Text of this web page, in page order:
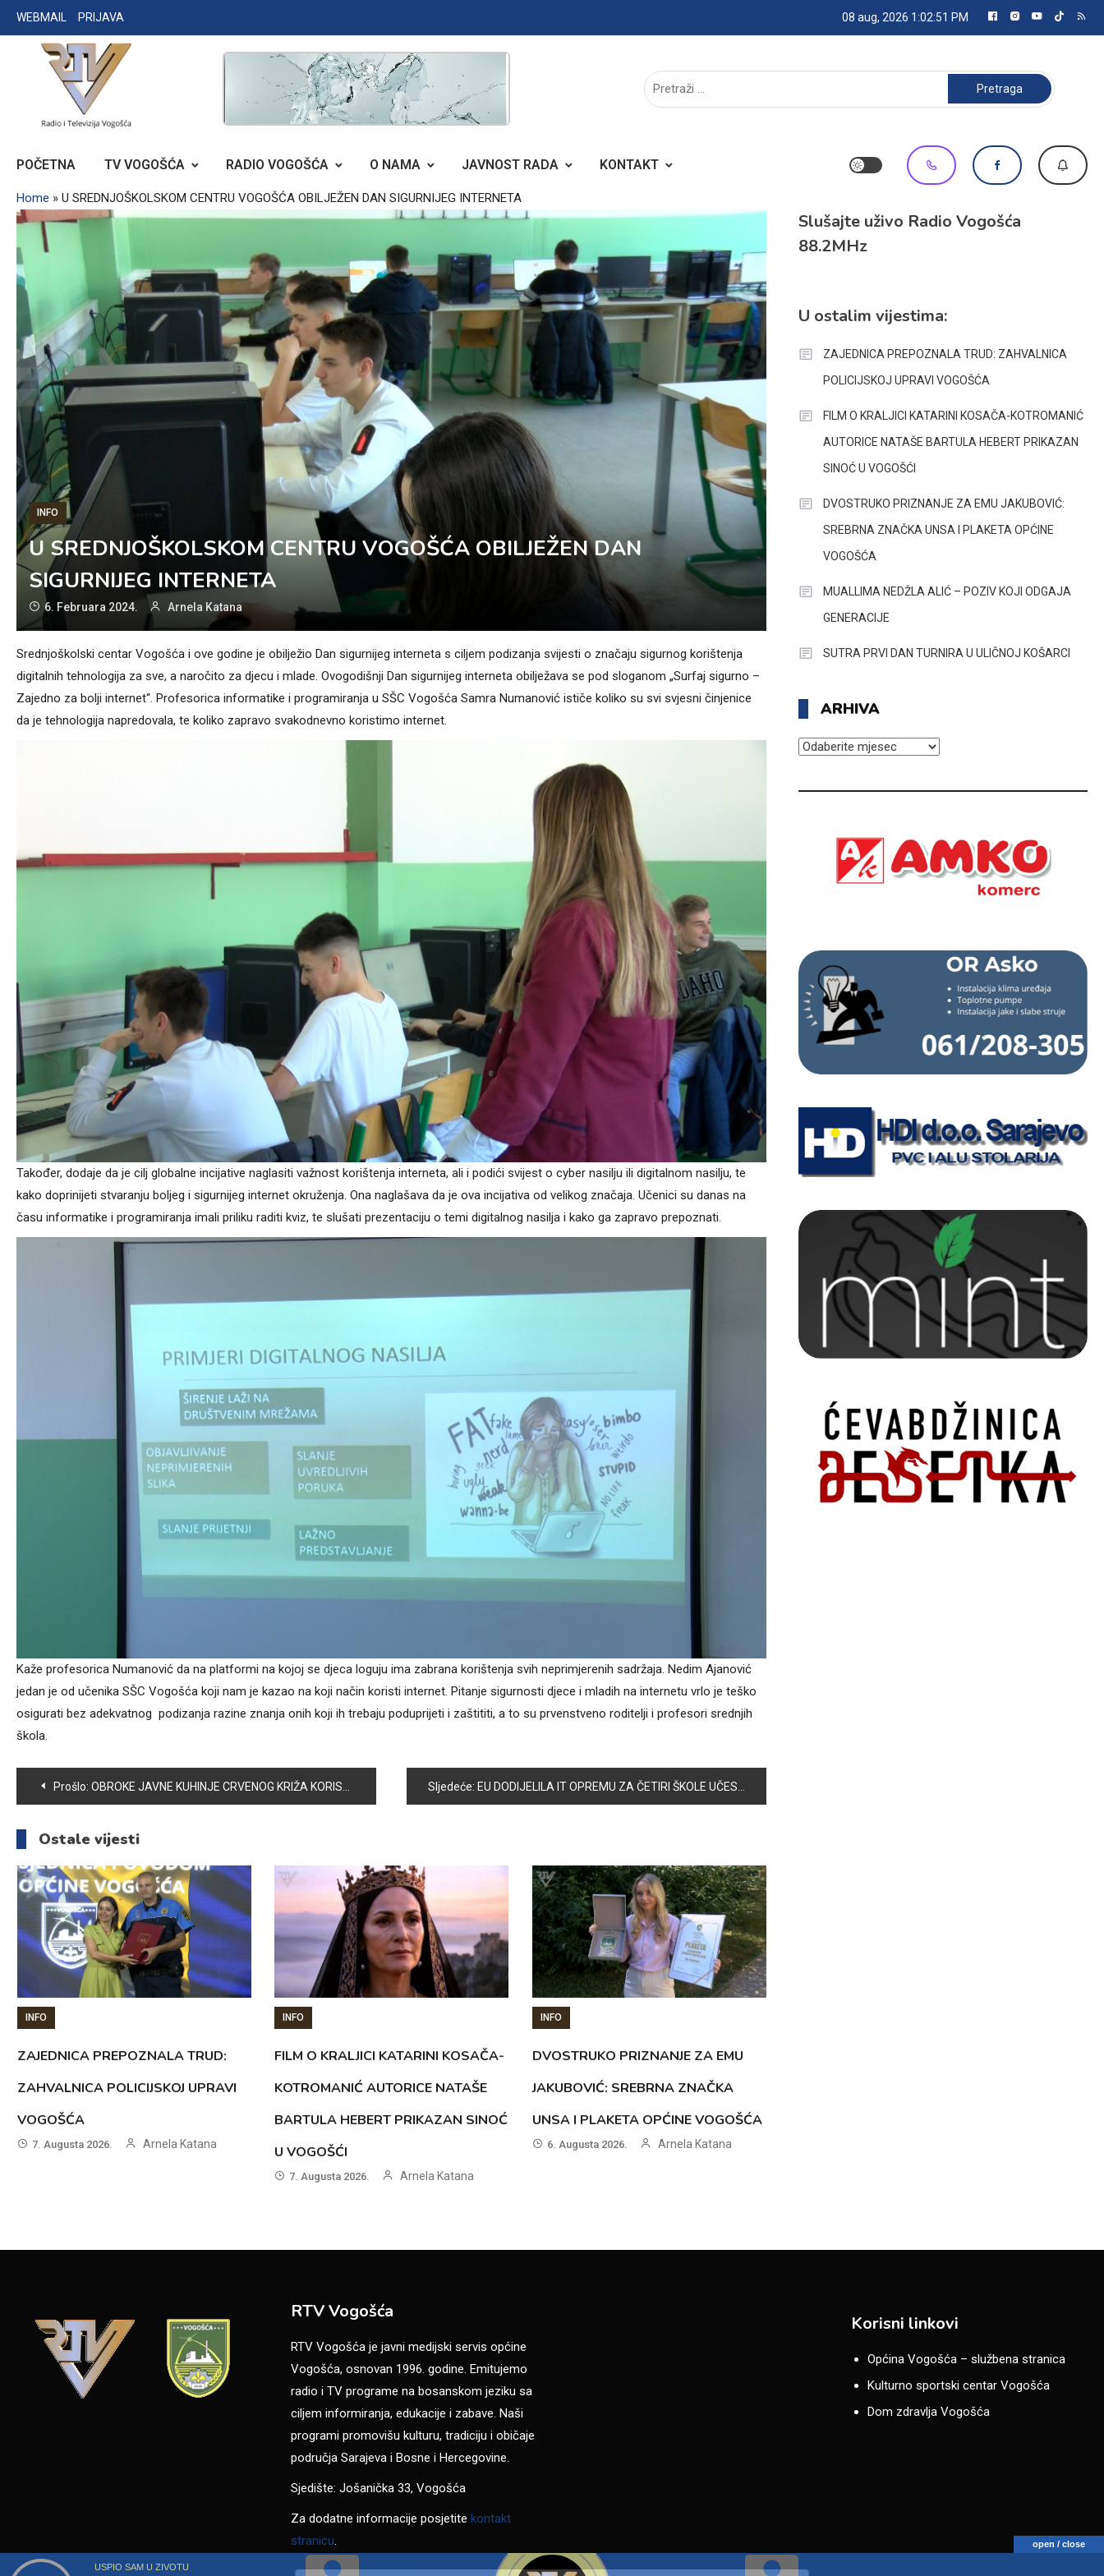
Skip
to
WEBMAIL PRIJAVA 08 aug, 2026 1:02:53 PM
RADIO TELEVIZIJA VOGOŠĆA
Pretraga:
POČETNA TV VOGOŠĆA RADIO VOGOŠĆA O NAMA JAVNOST RADA KONTAKT
Home » U SREDNJOŠKOLSKOM CENTRU VOGOŠĆA OBILJEŽEN DAN SIGURNIJEG INTERNETA
INFO
U SREDNJOŠKOLSKOM CENTRU VOGOŠĆA OBILJEŽEN DAN
SIGURNIJEG INTERNETA
6. Februara 2024. Arnela Katana
Srednjoškolski centar Vogošća i ove godine je obilježio Dan sigurnijeg interneta s ciljem podizanja svijesti o značaju sigurnog korištenja
digitalnih tehnologija za sve, a naročito za djecu i mlade. Ovogodišnji Dan sigurnijeg interneta obilježava se pod sloganom „Surfaj sigurno –
Zajedno za bolji internet“. Profesorica informatike i programiranja u SŠC Vogošća Samra Numanović ističe koliko su svi svjesni činjenice
da je tehnologija napredovala, te koliko zapravo svakodnevno koristimo internet.
Također, dodaje da je cilj globalne incijative naglasiti važnost korištenja interneta, ali i podići svijest o cyber nasilju ili digitalnom nasilju, te
kako doprinijeti stvaranju boljeg i sigurnijeg internet okruženja. Ona naglašava da je ova incijativa od velikog značaja. Učenici su danas na
času informatike i programiranja imali priliku raditi kviz, te slušati prezentaciju o temi digitalnog nasilja i kako ga zapravo prepoznati.
Kaže profesorica Numanović da na platformi na kojoj se djeca loguju ima zabrana korištenja svih neprimjerenih sadržaja. Nedim Ajanović
jedan je od učenika SŠC Vogošća koji nam je kazao na koji način koristi internet. Pitanje sigurnosti djece i mladih na internetu vrlo je teško
osigurati bez adekvatnog podizanja razine znanja onih koji ih trebaju poduprijeti i zaštititi, a to su prvenstveno roditelji i profesori srednjih
škola.
Navigacija
članaka
Prošlo: OBROKE JAVNE KUHINJE CRVENOG KRIŽA KORISTI 109 GRAĐANA OPĆINE VOGOŠĆA Sljedeće: EU DODIJELILA IT OPREMU ZA ČETIRI ŠKOLE UČESNICE PROJEKTA „VOLONTIRANJE JE COOL!“
Ostale vijesti
INFO
ZAJEDNICA PREPOZNALA TRUD:
ZAHVALNICA POLICIJSKOJ UPRAVI
VOGOŠĆA
7. Augusta 2026. Arnela Katana
INFO
FILM O KRALJICI KATARINI KOSAČA-
KOTROMANIĆ AUTORICE NATAŠE
BARTULA HEBERT PRIKAZAN SINOĆ
U VOGOŠĆI
7. Augusta 2026. Arnela Katana
INFO
DVOSTRUKO PRIZNANJE ZA EMU
JAKUBOVIĆ: SREBRNA ZNAČKA
UNSA I PLAKETA OPĆINE VOGOŠĆA
6. Augusta 2026. Arnela Katana
Slušajte uživo Radio Vogošća
88.2MHz
U ostalim vijestima:
ZAJEDNICA PREPOZNALA TRUD: ZAHVALNICA
POLICIJSKOJ UPRAVI VOGOŠĆA
FILM O KRALJICI KATARINI KOSAČA-KOTROMANIĆ
AUTORICE NATAŠE BARTULA HEBERT PRIKAZAN
SINOĆ U VOGOŠĆI
DVOSTRUKO PRIZNANJE ZA EMU JAKUBOVIĆ:
SREBRNA ZNAČKA UNSA I PLAKETA OPĆINE
VOGOŠĆA
MUALLIMA NEDŽLA ALIĆ – POZIV KOJI ODGAJA
GENERACIJE
SUTRA PRVI DAN TURNIRA U ULIČNOJ KOŠARCI
ARHIVA
ARHIVA
RTV Vogošća
RTV Vogošća je javni medijski servis općine
Vogošća, osnovan 1996. godine. Emitujemo
radio i TV programe na bosanskom jeziku sa
ciljem informiranja, edukacije i zabave. Naši
programi promovišu kulturu, tradiciju i običaje
područja Sarajeva i Bosne i Hercegovine.
Sjedište: Jošanička 33, Vogošća
Za dodatne informacije posjetite kontakt
stranicu.
Korisni linkovi
Općina Vogošća – službena stranica
Kulturno sportski centar Vogošća
Dom zdravlja Vogošća
open / close
USPIO SAM U ZIVOTU